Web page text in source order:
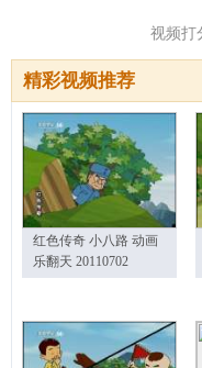
视频打
精彩视频推荐
红色传奇 小八路 动画
乐翻天 20110702